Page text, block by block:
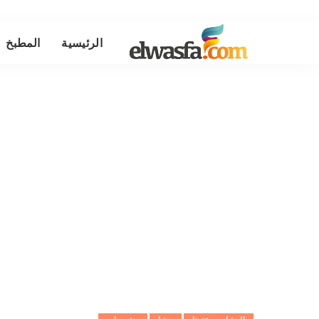
الرئيسية المطبخ